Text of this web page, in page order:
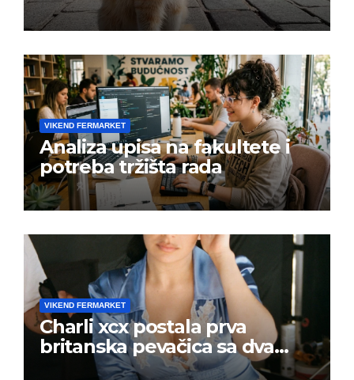
VIKEND FERMARKET
Analiza upisa na fakultete i
potreba tržišta rada
VIKEND FERMARKET
Charli xcx postala prva
britanska pevačica sa dva
albuma na prvom mestu u